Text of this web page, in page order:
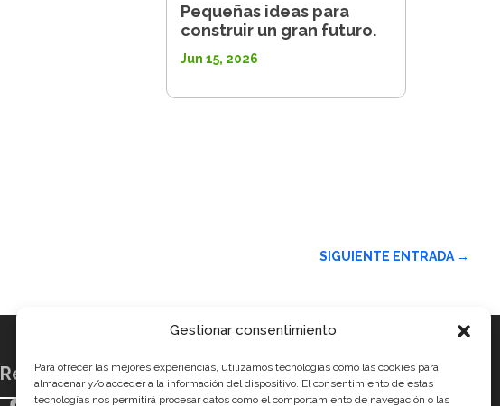
Gestionar consentimiento
Para ofrecer las mejores experiencias, utilizamos tecnologías como las cookies para
almacenar y/o acceder a la información del dispositivo. El consentimiento de estas
tecnologías nos permitirá procesar datos como el comportamiento de navegación o las
Pequeñas ideas para
construir un gran futuro.
Jun 15, 2026
SIGUIENTE ENTRADA →
Redes sociales